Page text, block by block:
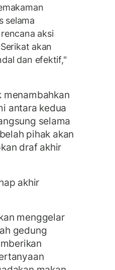
selama
aksi
akan
dan efektif,"
menambahkan
antara kedua
selama
pihak akan
draf akhir
akhir
menggelar
gedung